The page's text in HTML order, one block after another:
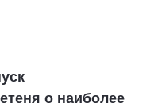
о наиболее